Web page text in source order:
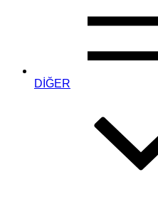
DİĞER